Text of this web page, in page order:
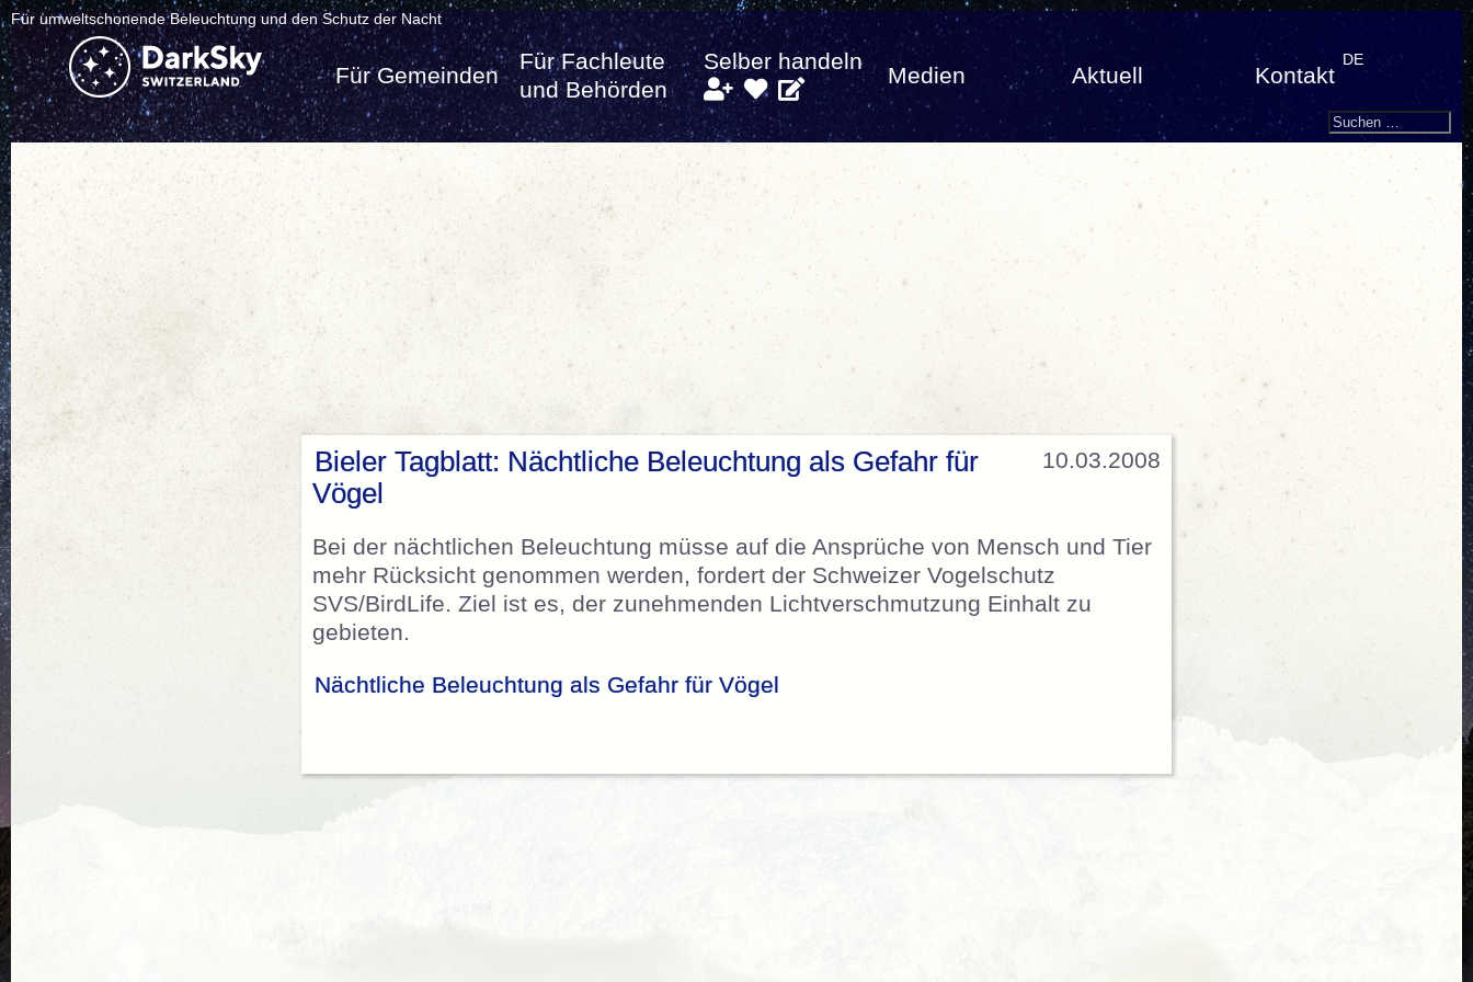
Für umweltschonende Beleuchtung und den Schutz der Nacht
Für Gemeinden
Für Fachleute
und Behörden
Selber handeln
Medien Aktuell Kontakt
DE
Search
Suchen
10.03.2008
Bieler Tagblatt: Nächtliche Beleuchtung als Gefahr für
Vögel
Bei der nächtlichen Beleuchtung müsse auf die Ansprüche von Mensch und Tier
mehr Rücksicht genommen werden, fordert der Schweizer Vogelschutz
SVS/BirdLife. Ziel ist es, der zunehmenden Lichtverschmutzung Einhalt zu
gebieten.
Nächtliche Beleuchtung als Gefahr für Vögel